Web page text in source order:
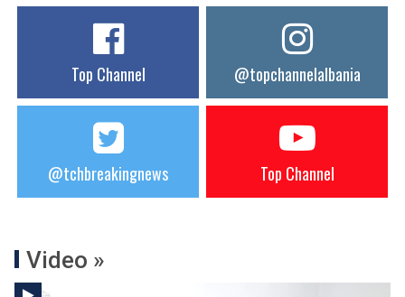
Top Channel @topchannelalbania
@tchbreakingnews Top Channel
Video »